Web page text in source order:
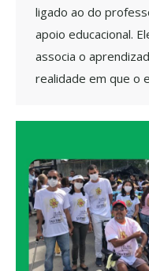
ligado ao do
apoio educacional.
associa o
realidade em que o